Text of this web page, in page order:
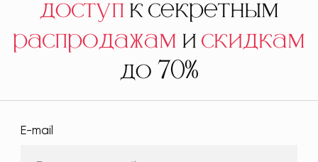
доступк секретным
распродажамискидкам
до 70%
E-mail